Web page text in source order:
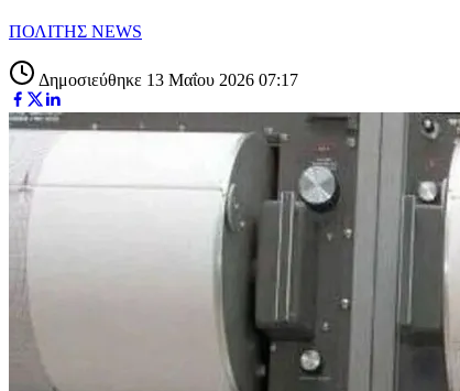
ΠΟΛΙΤΗΣ NEWS
Δημοσιεύθηκε 13 Μαΐου 2026 07:17